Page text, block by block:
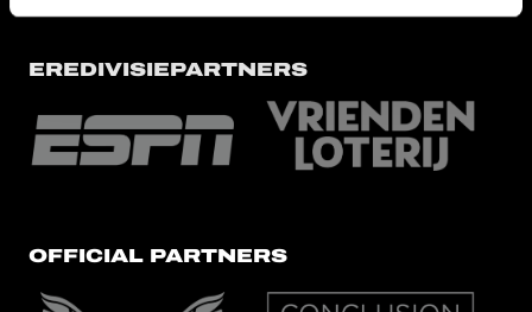
EREDIVISIEPARTNERS
OFFICIAL PARTNERS